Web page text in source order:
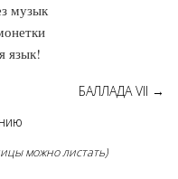
музык
язык!
БАЛЛАДА VII →
можно листать)